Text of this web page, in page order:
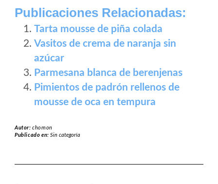
Publicaciones Relacionadas:
Tarta mousse de piña colada
Vasitos de crema de naranja sin
azúcar
Parmesana blanca de berenjenas
Pimientos de padrón rellenos de
mousse de oca en tempura
Autor:chomon
Publicado en:Sin categoría